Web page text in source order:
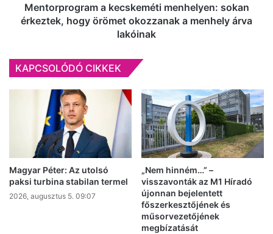
menhely
Mentorprogram a kecskeméti menhelyen: sokan
érkeztek, hogy örömet okozzanak a menhely árva
lakóinak
KAPCSOLÓDÓ CIKKEK
Magyar Péter: Az utolsó
paksi turbina stabilan termel
2026, augusztus 5. 09:07
„Nem hinném…” –
visszavonták az M1 Híradó
újonnan bejelentett
főszerkesztőjének és
műsorvezetőjének
megbízatását